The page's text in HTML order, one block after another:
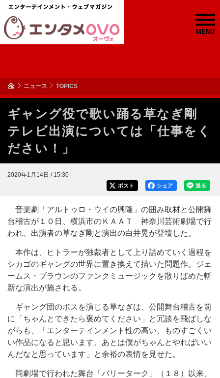
MENU
ニュース TOPICS
ギャング役で歌い踊る草なぎ剛
テレビ出演については「仕事をく
ださい！」
2020年1月14日 / 15:30
送る
シェア
ポスト
音楽劇「アルトゥロ・ウイの興隆」の囲み取材と公開舞
台稽古が１０日、横浜市のＫＡＡＴ 神奈川芸術劇場で行
われ、出演者の草なぎ剛と演出の白井晃が登壇した。
本作は、ヒトラーが独裁者として上り詰めていく過程を
シカゴのギャングの世界に置き換えて描いた問題作。ジェ
ームス・ブラウンのファンクミュージックを散りばめた斬
新な演出が施される。
ギャング団のボスを演じる草なぎは、公開舞台稽古を前
に「ちゃんとできたら褒めてください」と冗談を飛ばしな
がらも、「エンターテインメント性の高い、ものすごくい
い作品になると思います。あとは僕がちゃんとやればいい
んだなと思っています」と余裕の表情を見せた。
同劇場で行われた舞台「バリーターク」（１８）以来、